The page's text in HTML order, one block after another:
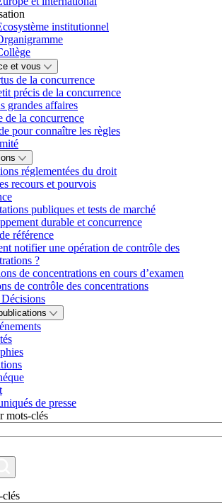
institutionnel
et vous
de la concurrence
précis de la concurrence
grandes affaires
de la concurrence
pour connaître les règles
réglementées du droit
recours et pourvois
publiques et tests de marché
durable et concurrence
référence
notifier une opération de contrôle des
?
de concentrations en cours d’examen
de contrôle des concentrations
de presse
mots-clés
clés